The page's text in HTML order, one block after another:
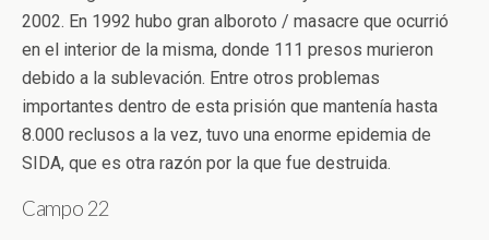
2002. En 1992 hubo gran alboroto / masacre que ocurrió
en el interior de la misma, donde 111 presos murieron
debido a la sublevación. Entre otros problemas
importantes dentro de esta prisión que mantenía hasta
8.000 reclusos a la vez, tuvo una enorme epidemia de
SIDA, que es otra razón por la que fue destruida.
Campo 22